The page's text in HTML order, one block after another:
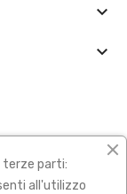
keyboard_arrow_down

terze parti:
all'utilizzo